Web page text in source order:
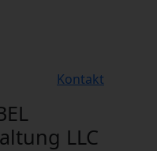
Kontakt
LLC